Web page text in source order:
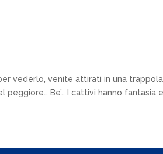
vederlo, venite attirati in una trappola
peggiore… Be’.. I cattivi hanno fantasia